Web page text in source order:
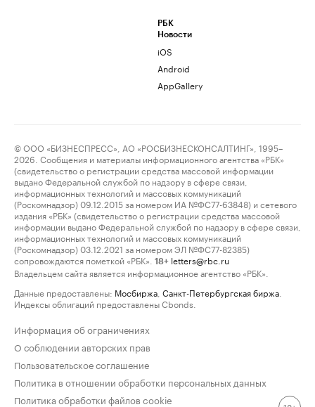
РБК
Новости
iOS
Android
AppGallery
© ООО «БИЗНЕСПРЕСС», АО «РОСБИЗНЕСКОНСАЛТИНГ», 1995–
2026. Сообщения и материалы информационного агентства «РБК»
(свидетельство о регистрации средства массовой информации
выдано Федеральной службой по надзору в сфере связи,
информационных технологий и массовых коммуникаций
(Роскомнадзор) 09.12.2015 за номером ИА №ФС77-63848) и сетевого
издания «РБК» (свидетельство о регистрации средства массовой
информации выдано Федеральной службой по надзору в сфере связи,
информационных технологий и массовых коммуникаций
(Роскомнадзор) 03.12.2021 за номером ЭЛ №ФС77-82385)
сопровождаются пометкой «РБК».
18+ letters@rbc.ru
Владельцем сайта является информационное агентство «РБК».
Данные предоставлены: Мосбиржа Санкт-Петербургская биржа
Индексы облигаций предоставлены Cbonds.
Информация об ограничениях
О соблюдении авторских прав
Пользовательское соглашение
Политика в отношении обработки персональных данных
Политика обработки файлов cookie